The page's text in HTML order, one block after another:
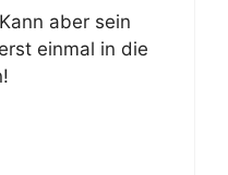
aber sein
einmal in die